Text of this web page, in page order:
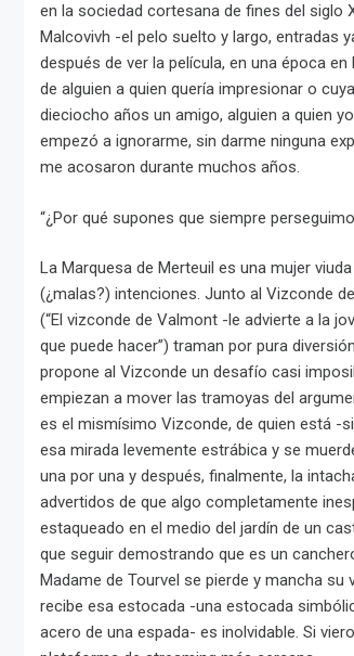
en la sociedad cortesana de fines del siglo
Malcovivh -el pelo suelto y largo, entradas
después de ver la película, en una época
de alguien a quien quería impresionar o
dieciocho años un amigo, alguien a quien
empezó a ignorarme, sin darme ninguna
me acosaron durante muchos años.
“¿Por qué supones que siempre
La Marquesa de Merteuil es una mujer
(¿malas?) intenciones. Junto al Vizconde
(“El vizconde de Valmont -le advierte a la
que puede hacer”) traman por pura
propone al Vizconde un desafío casi
empiezan a mover las tramoyas del
es el mismísimo Vizconde, de quien está -
esa mirada levemente estrábica y se
una por una y después, finalmente, la
advertidos de que algo completamente
estaqueado en el medio del jardín de un
que seguir demostrando que es un
Madame de Tourvel se pierde y mancha su
recibe esa estocada -una estocada
acero de una espada- es inolvidable. Si